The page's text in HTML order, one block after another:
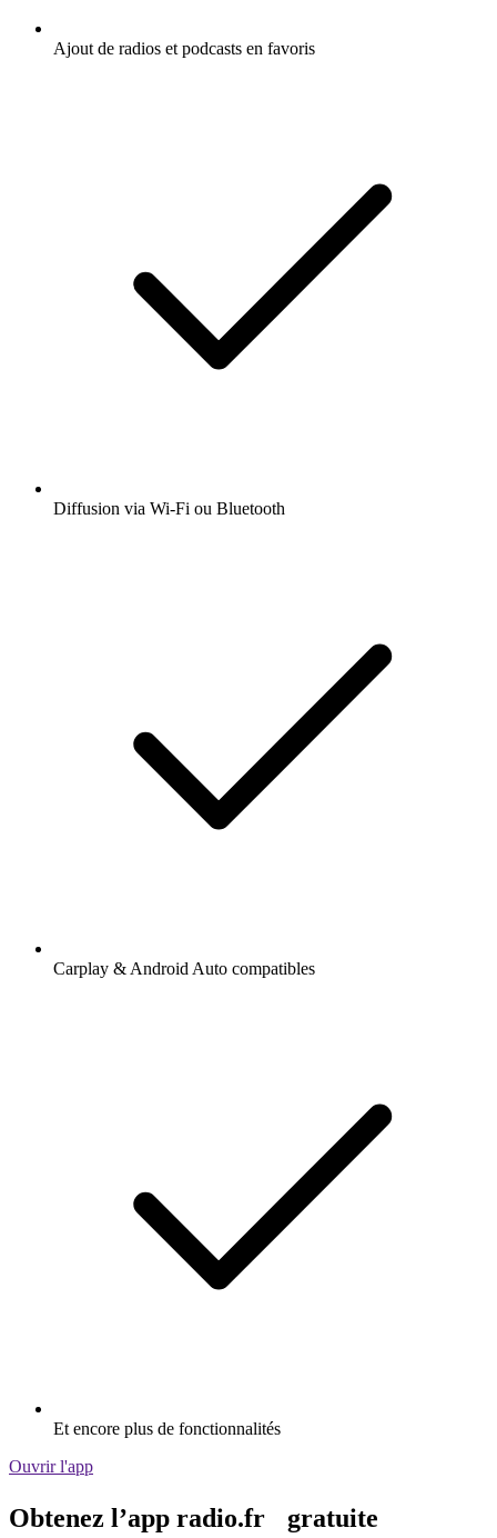
Ajout de radios et podcasts en favoris
Diffusion via Wi-Fi ou Bluetooth
Carplay & Android Auto compatibles
Et encore plus de fonctionnalités
Ouvrir l'app
Obtenez l’app radio.fr gratuite